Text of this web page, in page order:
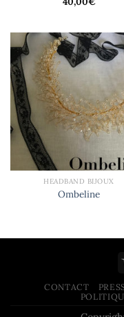
HEADBAND BIJOUX
Ombeline
CONTACT